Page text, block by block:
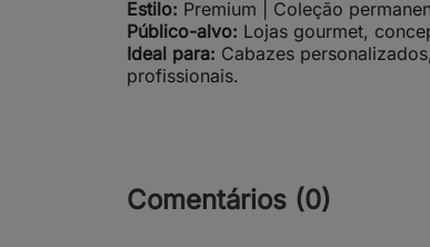
Estilo: Premium | Coleção
Público-alvo: Lojas gourmet,
Ideal para: Cabazes
profissionais.
Comentários (0)